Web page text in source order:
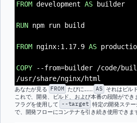
FROM development AS builder
RUN npm run build
FROM nginx:1.17.9 AS
COPY --from=builder /code/
/usr/share/nginx/html
あなたが見る FROM たびに...... AS それはビル
これで、開発、ビルド、および本番の段階ができ
フラグを使用して --target 特定の開発ステ
で、開発フローにコンテナを引き続き使用できま